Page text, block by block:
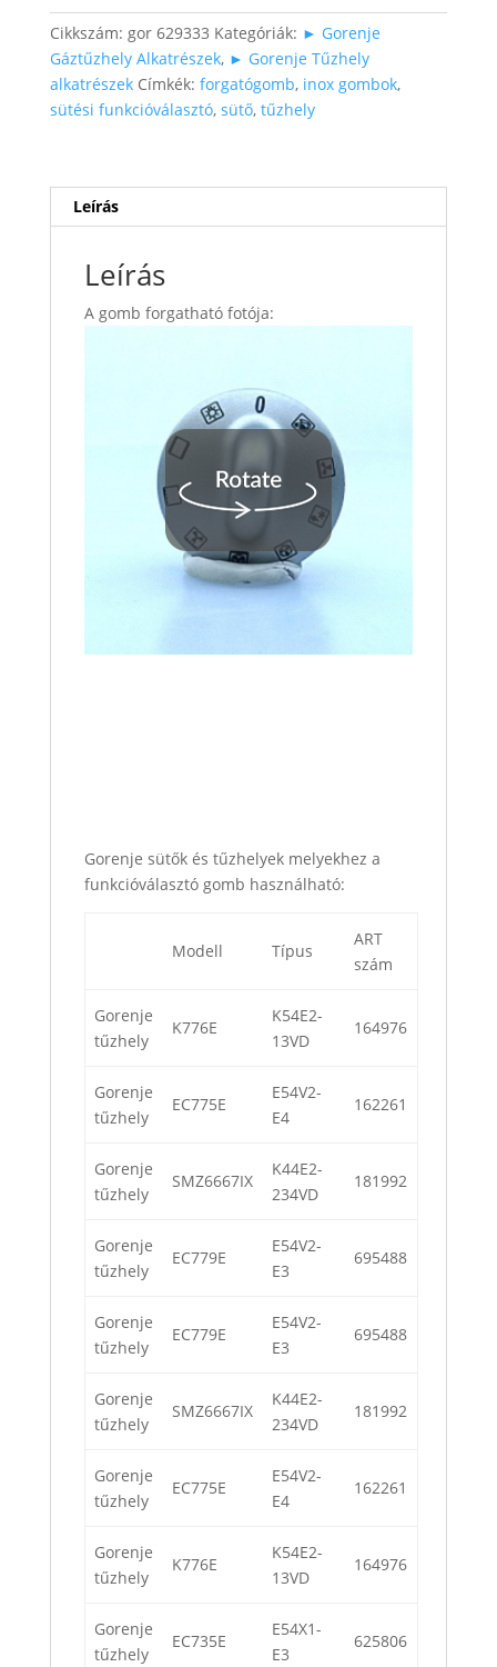
Cikkszám: gor 629333 Kategóriák: ► Gorenje
Gáztűzhely Alkatrészek, ► Gorenje Tűzhely
alkatrészek Címkék: forgatógomb, inox gombok,
sütési funkcióválasztó, sütő, tűzhely
Leírás
Leírás
A gomb forgatható fotója:
Gorenje sütők és tűzhelyek melyekhez a
funkcióválasztó gomb használható:
Modell Típus
ART
szám
Gorenje
tűzhely
K776E
K54E2-
13VD
164976
Gorenje
tűzhely
EC775E
E54V2-
E4
162261
Gorenje
tűzhely
SMZ6667IX
K44E2-
234VD
181992
Gorenje
tűzhely
EC779E
E54V2-
E3
695488
Gorenje
tűzhely
EC779E
E54V2-
E3
695488
Gorenje
tűzhely
SMZ6667IX
K44E2-
234VD
181992
Gorenje
tűzhely
EC775E
E54V2-
E4
162261
Gorenje
tűzhely
K776E
K54E2-
13VD
164976
Gorenje
tűzhely
EC735E
E54X1-
E3
625806